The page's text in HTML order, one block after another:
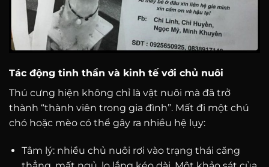
Tác động tinh thần và kinh tế với chủ nuôi
Thú cưng hiện không chỉ là vật nuôi mà đã trở
thành “thành viên trong gia đình”. Mất đi một chú
chó hoặc mèo có thể gây ra nhiều hệ lụy:
Tâm lý: nhiều chủ nuôi rơi vào trạng thái căng